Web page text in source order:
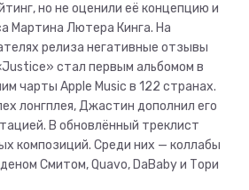
но не оценили её концепцию и
Мартина Лютера Кинга. На
релиза негативные отзывы
стал первым альбомом в
чарты Apple Music в 122 странах.
лонгплея, Джастин дополнил его
В обновлённый треклист
композиций. Среди них — коллабы
Смитом, Quavo, DaBaby и Тори